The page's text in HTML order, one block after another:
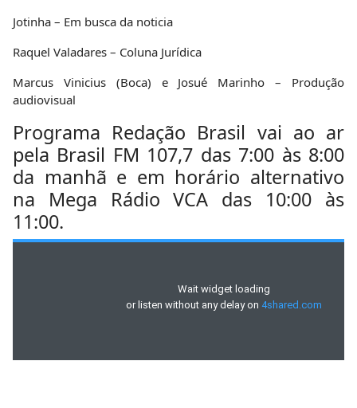
Jotinha – Em busca da noticia
Raquel Valadares – Coluna Jurídica
Marcus Vinicius (Boca) e Josué Marinho – Produção
audiovisual
Programa Redação Brasil vai ao ar
pela Brasil FM 107,7 das 7:00 às 8:00
da manhã e em horário alternativo
na Mega Rádio VCA das 10:00 às
11:00.